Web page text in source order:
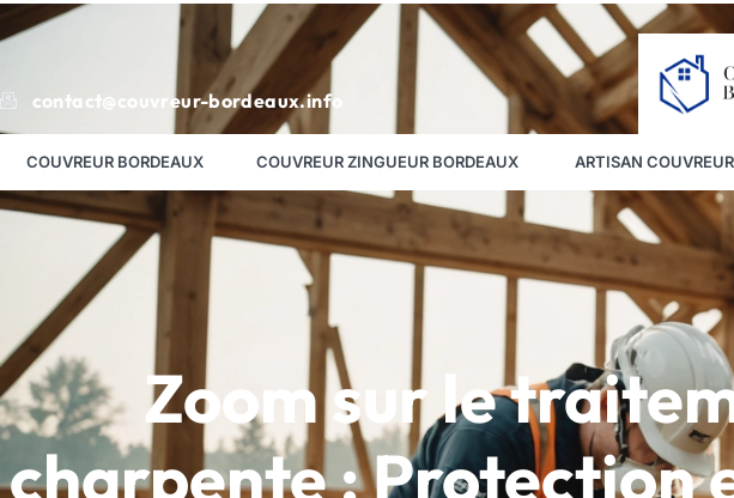
contact@couvreur-bordeaux.info
COUVREUR BORDEAUX COUVREUR ZINGUEUR BORDEAUX ARTISAN
Zoom sur le
charpente : Protection